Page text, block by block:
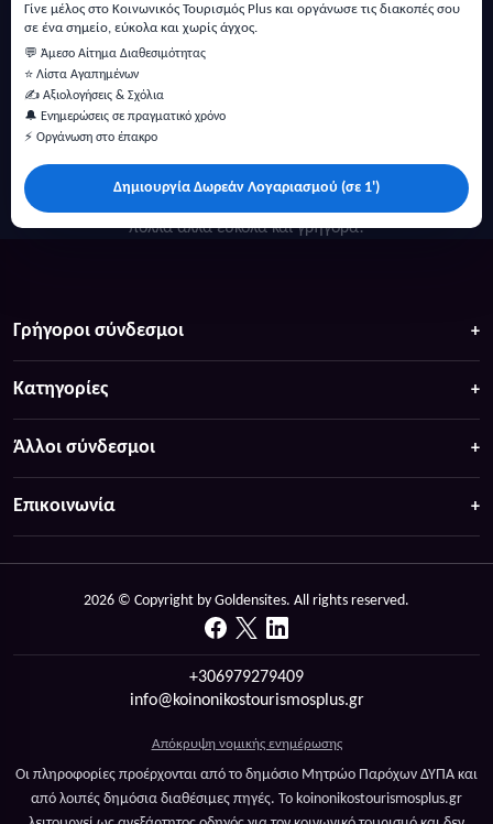
Γίνε μέλος στο Κοινωνικός Τουρισμός Plus και οργάνωσε τις διακοπές σου
σε ένα σημείο, εύκολα και χωρίς άγχος.
💬 Άμεσο Αίτημα Διαθεσιμότητας
⭐ Λίστα Αγαπημένων
✍️ Αξιολογήσεις & Σχόλια
🔔 Ενημερώσεις σε πραγματικό χρόνο
⚡ Οργάνωση στο έπακρο
Δημιουργία Δωρεάν Λογαριασμού (σε 1')
πολλά άλλα ευκολα και γρήγορα!
Γρήγοροι σύνδεσμοι
Κατηγορίες
Άλλοι σύνδεσμοι
Επικοινωνία
2026 © Copyright by Goldensites. All rights reserved.
+306979279409
info@koinonikostourismosplus.gr
Απόκρυψη νομικής ενημέρωσης
Οι πληροφορίες προέρχονται από το δημόσιο Μητρώο Παρόχων ΔΥΠΑ και
από λοιπές δημόσια διαθέσιμες πηγές. Το koinonikostourismosplus.gr